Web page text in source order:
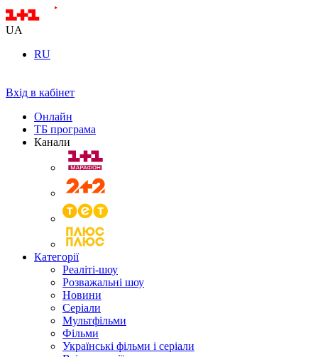
UA
RU
Вхід в кабінет
Онлайн
ТБ програма
Канали
Категорії
Реаліті-шоу
Розважальні шоу
Новини
Серіали
Мультфільми
Фільми
Українські фільми і серіали